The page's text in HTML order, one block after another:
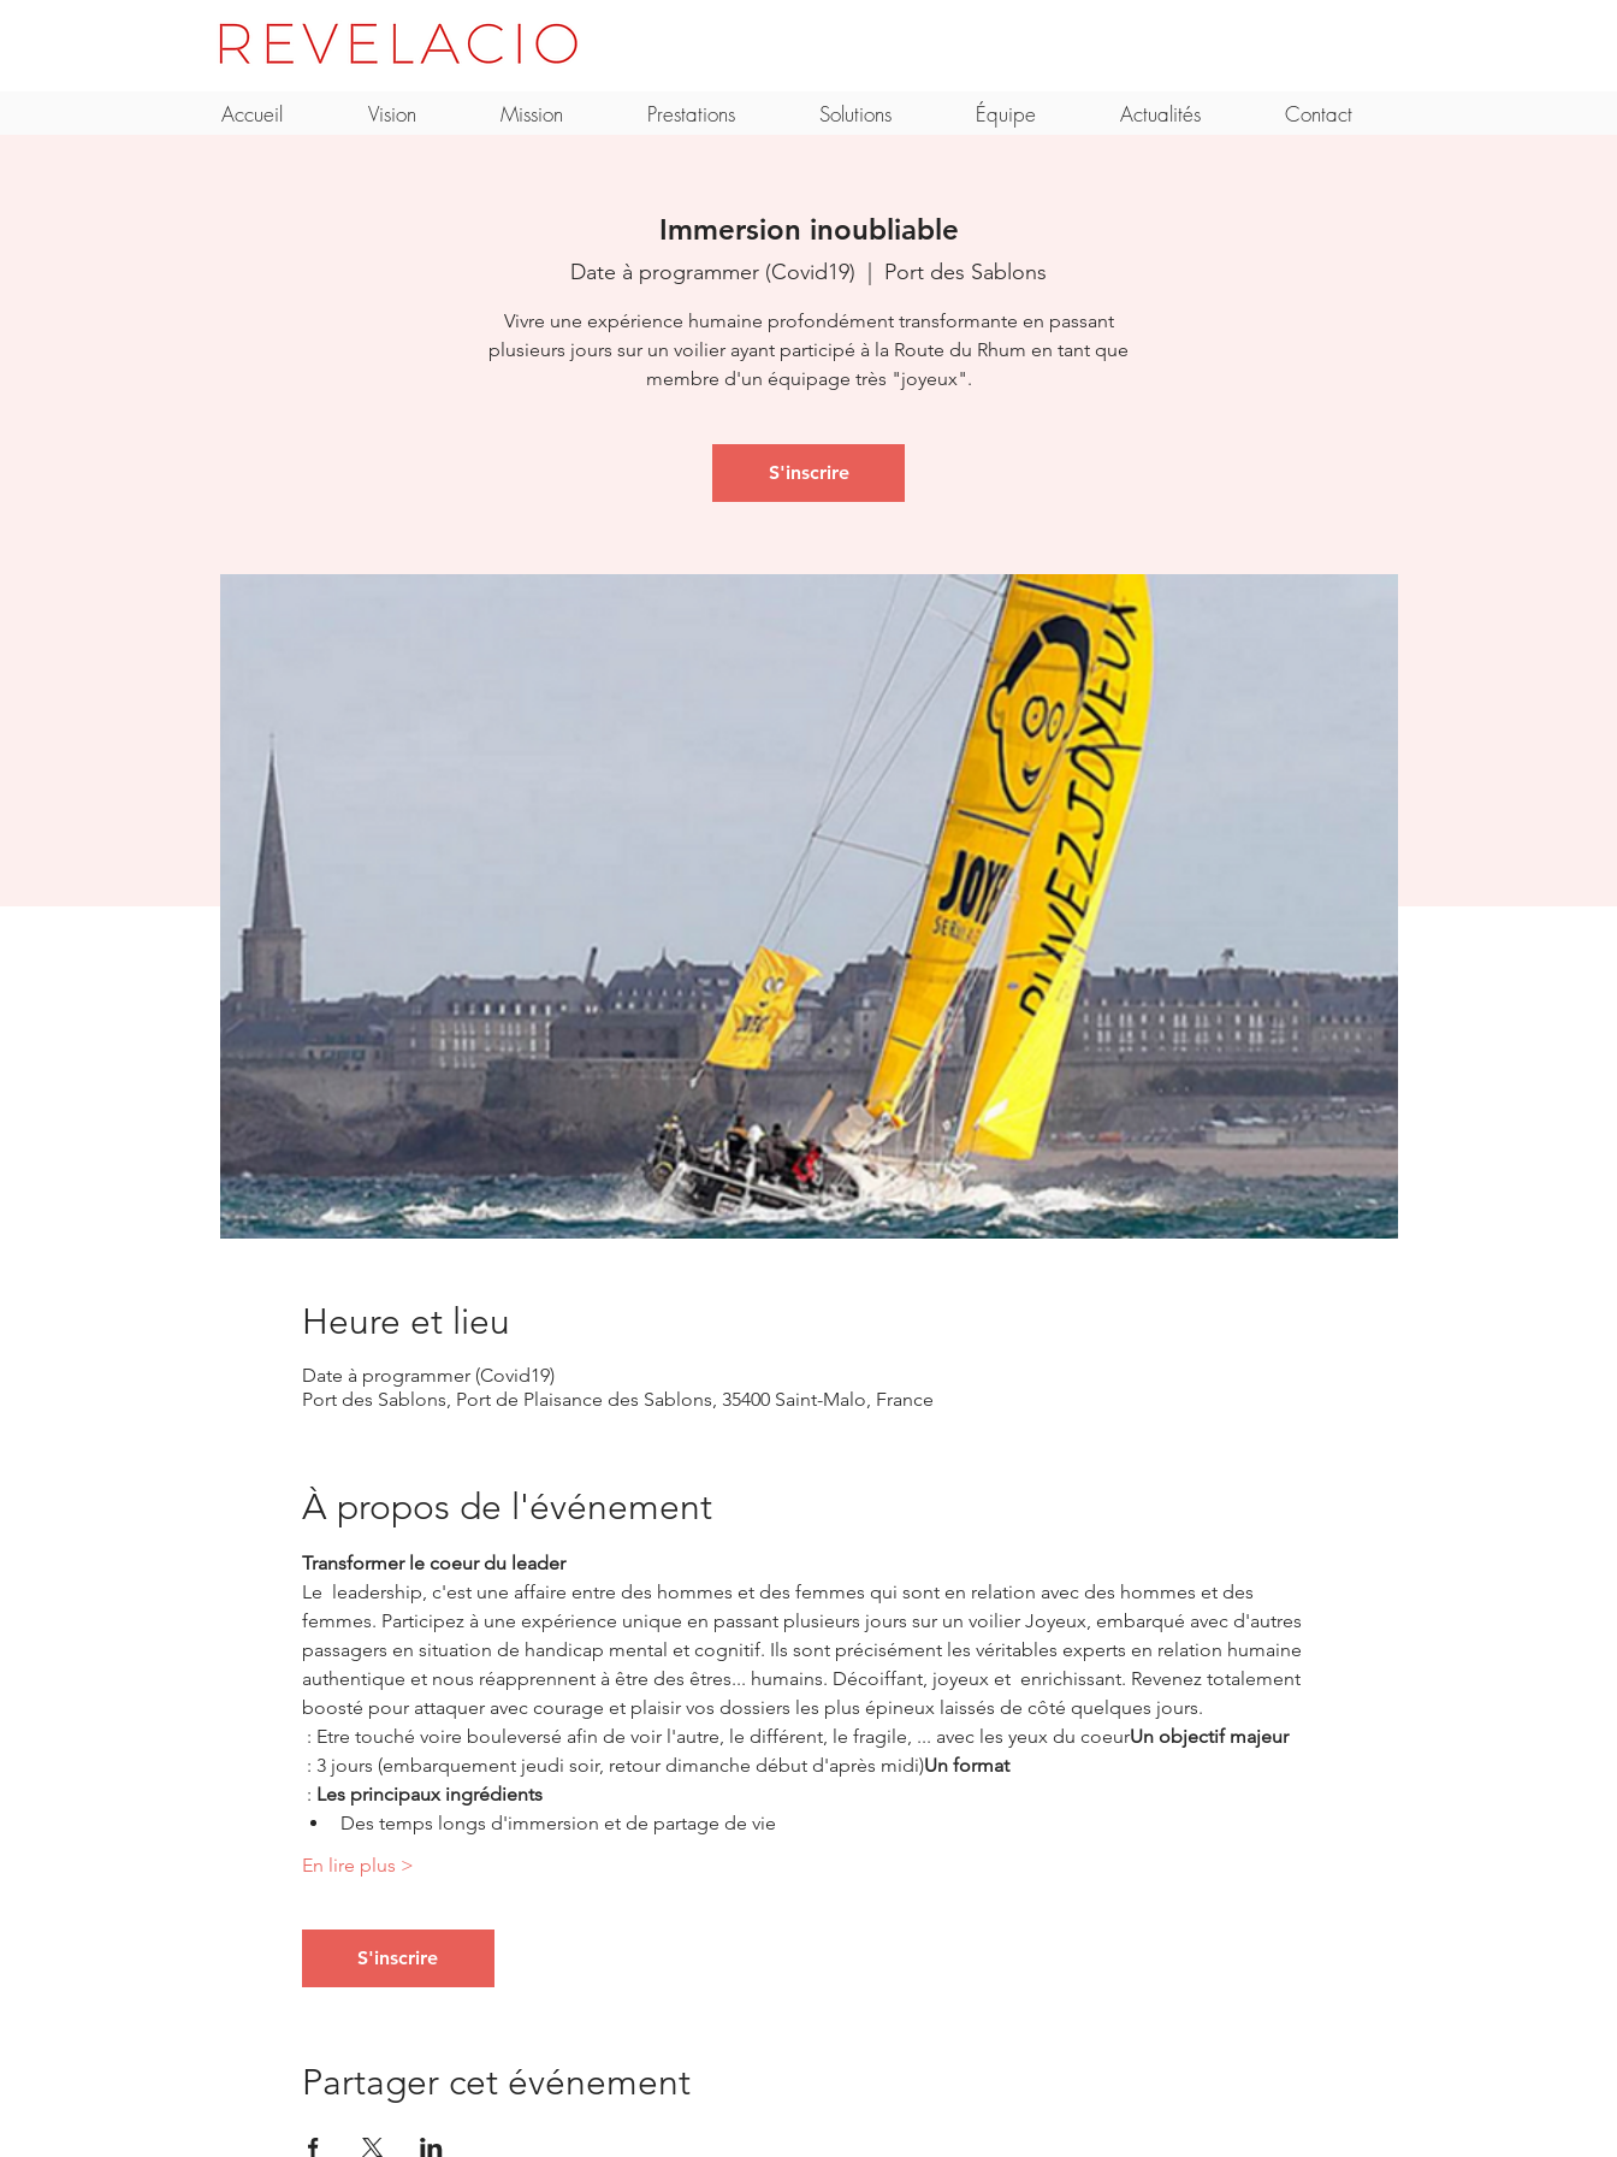
Accueil Vision Mission Prestations Solutions Équipe Actualités Contact
Immersion inoubliable
Date à programmer (Covid19)
  |
Port des Sablons
Vivre une expérience humaine profondément transformante en passant
plusieurs jours sur un voilier ayant participé à la Route du Rhum en tant que
membre d'un équipage très "joyeux".
S'inscrire
Heure et lieu
Date à programmer (Covid19)
Port des Sablons, Port de Plaisance des Sablons, 35400 Saint-Malo, France
À propos de l'événement
Transformer le coeur du leader
Le  leadership, c'est une affaire entre des hommes et des femmes qui sont en relation avec des hommes et des
femmes. Participez à une expérience unique en passant plusieurs jours sur un voilier Joyeux, embarqué avec d'autres
passagers en situation de handicap mental et cognitif. Ils sont précisément les véritables experts en relation humaine
authentique et nous réapprennent à être des êtres... humains. Décoiffant, joyeux et  enrichissant. Revenez totalement
boosté pour attaquer avec courage et plaisir vos dossiers les plus épineux laissés de côté quelques jours.
: Etre touché voire bouleversé afin de voir l'autre, le différent, le fragile, ... avec les yeux du coeurUn objectif majeur
: 3 jours (embarquement jeudi soir, retour dimanche début d'après midi)Un format
: Les principaux ingrédients
Des temps longs d'immersion et de partage de vie
En lire plus >
S'inscrire
Partager cet événement